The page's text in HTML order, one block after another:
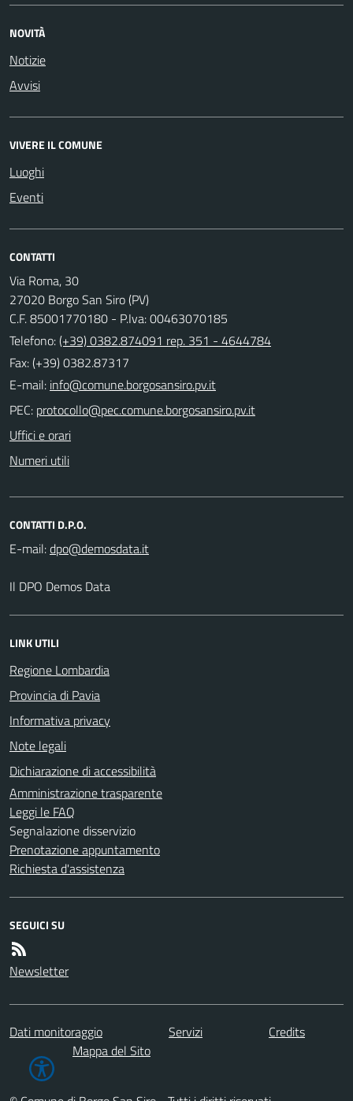
NOVITÀ
Notizie
Avvisi
VIVERE IL COMUNE
Luoghi
Eventi
CONTATTI
Via Roma, 30
27020 Borgo San Siro (PV)
C.F. 85001770180 - P.Iva: 00463070185
Telefono:(+39) 0382.874091 rep. 351 - 4644784
Fax: (+39) 0382.87317
E-mail:
PEC:
Uffici e orari
Numeri utili
CONTATTI D.P.O.
E-mail:
Il DPO Demos Data
LINK UTILI
Regione Lombardia
Provincia di Pavia
Informativa privacy
Note legali
Dichiarazione di accessibilità
Amministrazione trasparente
Leggi le FAQ
Segnalazione disservizio
Prenotazione appuntamento
Richiesta d'assistenza
SEGUICI SU
Newsletter
Dati monitoraggio Servizi
Credits
Mappa del Sito